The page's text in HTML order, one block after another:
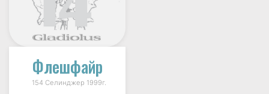
Флешфайр
154 Селинджер 1999г.